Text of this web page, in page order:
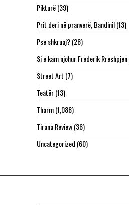
Pikturë(39)
Prit deri në pranverë, Bandini!(13)
Pse shkruaj?(28)
Si e kam njohur Frederik Rreshpjen
Street Art (7)
Teatër(13)
Tharm(1,088)
Tirana Review(36)
Uncategorized (60)